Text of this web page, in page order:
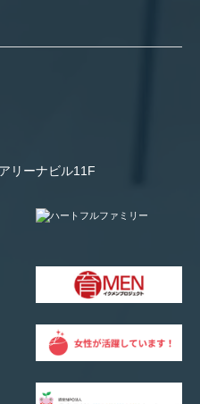
リーナビル11F